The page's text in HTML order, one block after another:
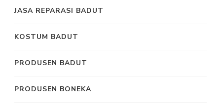
JASA REPARASI BADUT
KOSTUM BADUT
PRODUSEN BADUT
PRODUSEN BONEKA